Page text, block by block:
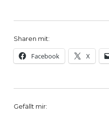
Sharen mit:
Facebook X
Gefällt mir: